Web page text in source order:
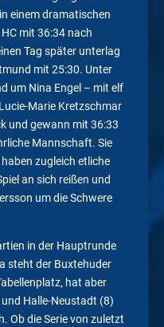
einem dramatischen
mit 36:34 nach
Tag später unterlag
mit 25:30. Unter
um Nina Engel – mit elf
Marie Kretzschmar
und gewann mit 36:33
Mannschaft. Sie
zugleich etliche
an sich reißen und
um die Schwere
in der Hauptrunde
steht der Buxtehuder
hat aber
Halle-Neustadt (8)
Ob die Serie von zuletzt